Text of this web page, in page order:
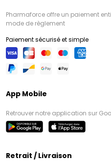
Pharmaforce offre un paiement
mode de règlement
Paiement sécurisé et simple
App Mobile
Retrouver notre application sur
Retrait / Livraison